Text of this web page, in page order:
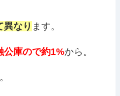
異なり ます。
公庫ので約1%から。